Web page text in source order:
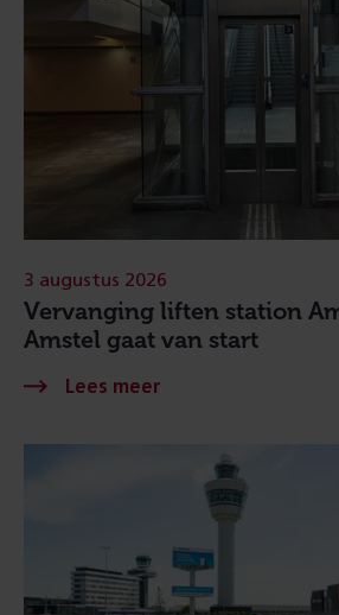
Vervanging liften station
Amstel gaat van start
3 augustus 2026